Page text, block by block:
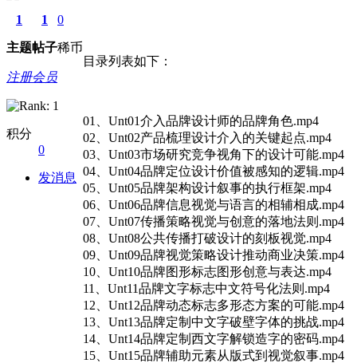
1
主题
1
帖子
0
稀币
注册会员
积分
0
发消息
目录列表如下：
01、Unt01介入品牌设计师的品牌角色.mp4
02、Unt02产品梳理设计介入的关键起点.mp4
03、Unt03市场研究竞争视角下的设计可能.mp4
04、Unt04品牌定位设计价值被感知的逻辑.mp4
05、Unt05品牌架构设计叙事的执行框架.mp4
06、Unt06品牌信息视觉与语言的相辅相成.mp4
07、Unt07传播策略视觉与创意的落地法则.mp4
08、Unt08公共传播打破设计的刻板视觉.mp4
09、Unt09品牌视觉策略设计推动商业决策.mp4
10、Unt10品牌图形标志图形创意与表达.mp4
11、Unt11品牌文字标志中文符号化法则.mp4
12、Unt12品牌动态标志多形态方案的可能.mp4
13、Unt13品牌定制中文字破壁字体的挑战.mp4
14、Unt14品牌定制西文字解锁造字的密码.mp4
15、Unt15品牌辅助元素从版式到视觉叙事.mp4